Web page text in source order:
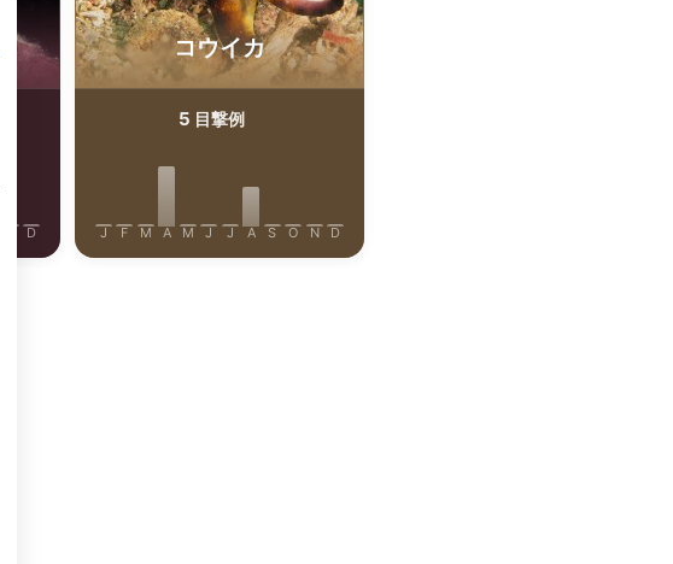
D
コウイカ
5 目撃例
J F M A M J J A S O N D